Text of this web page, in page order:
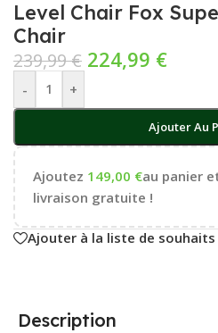
Level Chair Fox
Chair
239,99€ 224,99 €
- +
Ajouter Au
Ajoutez 149,00 €au panier
livraison gratuite !
Ajouter à la liste de souhaits
Description